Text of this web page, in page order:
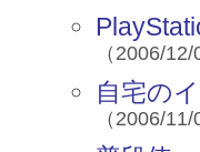
（2006/
自宅の
（2006/